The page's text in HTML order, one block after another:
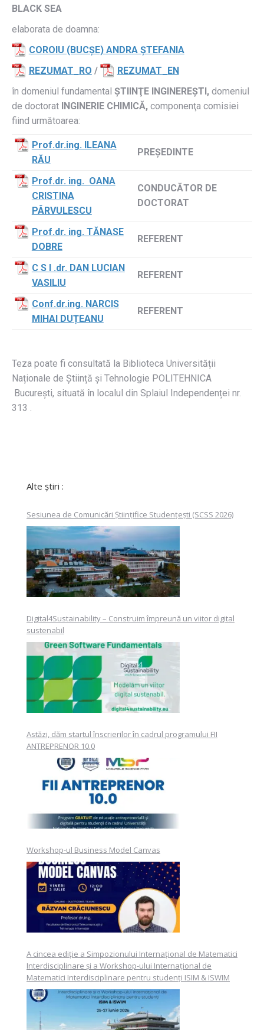
BLACK SEA
elaborata de doamna:
COROIU (BUCȘE) ANDRA ȘTEFANIA
REZUMAT_RO /
REZUMAT_EN
în domeniul fundamental ȘTIINŢE INGINEREȘTI, domeniul
de doctorat INGINERIE CHIMICĂ, componenţa comisiei
fiind următoarea:
Prof.dr.ing. ILEANA
RĂU
PREŞEDINTE
Prof.dr. ing. OANA
CRISTINA
PÂRVULESCU
CONDUCĂTOR DE
DOCTORAT
Prof.dr. ing. TĂNASE
DOBRE
REFERENT
C S I .dr. DAN LUCIAN
VASILIU
REFERENT
Conf.dr.ing. NARCIS
MIHAI DUȚEANU
REFERENT
Teza poate fi consultată la Biblioteca Universității
Naționale de Știință și Tehnologie POLITEHNICA
București, situată în localul din Splaiul Independenței nr.
313 .
Alte știri :
Sesiunea de Comunicări Științifice Studențești (SCSS 2026)
Digital4Sustainability – Construim împreună un viitor digital
sustenabil
Astăzi, dăm startul înscrierilor în cadrul programului FII
ANTREPRENOR 10.0
Workshop-ul Business Model Canvas
A cincea ediție a Simpozionului Internațional de Matematici
Interdisciplinare și a Workshop-ului Internațional de
Matematici Interdisciplinare pentru studenți ISIM & ISWIM